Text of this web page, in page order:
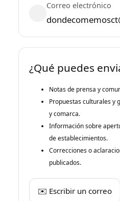
Correo electrónico
¿Qué puedes
Notas de prensa y
Propuestas culturales y
y comarca.
Información sobre
de establecimientos.
Correcciones o
publicados.
✉️ Escribir un correo